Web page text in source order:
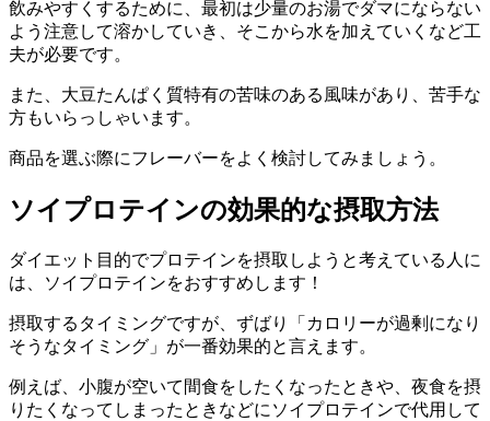
飲みやすくするために、最初は少量のお湯でダマにならない
よう注意して溶かしていき、そこから水を加えていくなど工
夫が必要です。
また、大豆たんぱく質特有の苦味のある風味があり、苦手な
方もいらっしゃいます。
商品を選ぶ際にフレーバーをよく検討してみましょう。
ソイプロテインの効果的な摂取方法
ダイエット目的でプロテインを摂取しようと考えている人に
は、
ソイプロテインをおすすめします！
摂取するタイミングですが、ずばり「カロリーが過剰になり
そうなタイミング」が一番効果的と言えます。
例えば、小腹が空いて間食をしたくなったときや、夜食を摂
りたくなってしまったときなどに ソイプロテインで代用 して